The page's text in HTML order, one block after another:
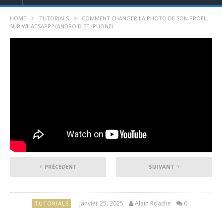
HOME TUTORIALS
COMMENT CHANGER LA PHOTO DE SON PROFIL
SUR WHATSAPP ? (ANDROID ET IPHONE)
PRÉCÉDENT SUIVANT
TUTORIALS janvier 25, 2025 Alain Roache 0